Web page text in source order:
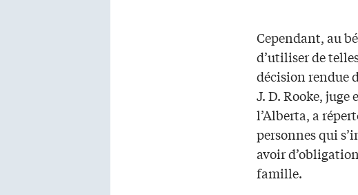
Cependant, au
d’utiliser de
décision rendue
J. D. Rooke, juge
l’Alberta, a
personnes qui
avoir
famille.